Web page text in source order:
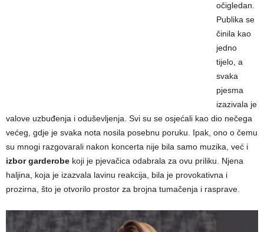
očigledan.
Publika se
činila kao
jedno
tijelo, a
svaka
pjesma
izazivala je
valove uzbuđenja i oduševljenja. Svi su se osjećali kao dio nečega
većeg, gdje je svaka nota nosila posebnu poruku. Ipak, ono o čemu
su mnogi razgovarali nakon koncerta nije bila samo muzika, već i
izbor garderobe koji je pjevačica odabrala za ovu priliku. Njena
haljina, koja je izazvala lavinu reakcija, bila je provokativna i
prozirna, što je otvorilo prostor za brojna tumačenja i rasprave.